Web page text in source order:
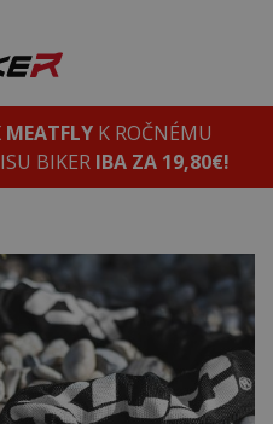
MEATFLYK ROČNÉMU
BIKER IBA ZA 19,80€!